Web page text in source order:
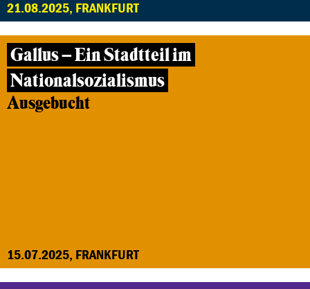
21.08.2025, FRANKFURT
Gallus – Ein Stadtteil im
Nationalsozialismus
Ausgebucht
15.07.2025, FRANKFURT